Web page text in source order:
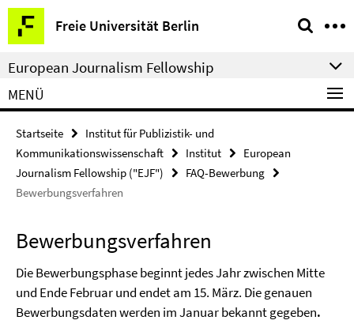
Springe
direkt
zu
Inhalt
Freie Universität Berlin
Service-
Navigation
European Journalism Fellowship
MENÜ
Startseite
Institut für Publizistik- und
Kommunikationswissenschaft
Institut
European
Journalism Fellowship ("EJF")
FAQ-Bewerbung
Bewerbungsverfahren
Bewerbungsverfahren
Die Bewerbungsphase beginnt jedes Jahr zwischen Mitte
und Ende Februar und endet am 15. März. Die genauen
Bewerbungsdaten werden im Januar bekannt gegeben.